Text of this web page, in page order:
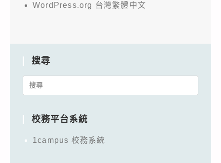
WordPress.org 台灣繁體中文
搜尋
Search
校務平台系統
1campus 校務系統